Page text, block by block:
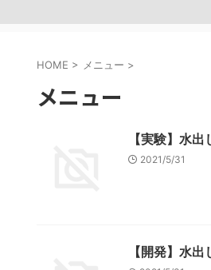
HOME > メニュー >
メニュー
【実験】水
2021/5/31
【開発】水